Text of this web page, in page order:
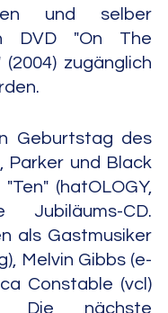
und selber
DVD "On The
(2004) zugänglich
Geburtstag des
Parker und Black
(hatOLOGY,
Jubiläums-CD.
als Gastmusiker
Melvin Gibbs (e-
Constable (vcl)
Die nächste